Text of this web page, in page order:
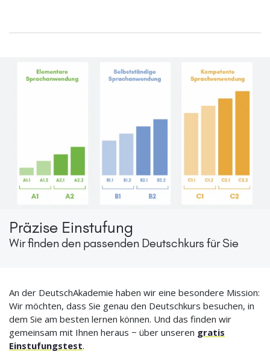
Präzise Einstufung
Wir finden den passenden Deutschkurs für Sie
An der DeutschAkademie haben wir eine besondere Mission:
Wir möchten, dass Sie genau den Deutschkurs besuchen, in
dem Sie am besten lernen können. Und das finden wir
gemeinsam mit Ihnen heraus − über unseren gratis
Einstufungstest.